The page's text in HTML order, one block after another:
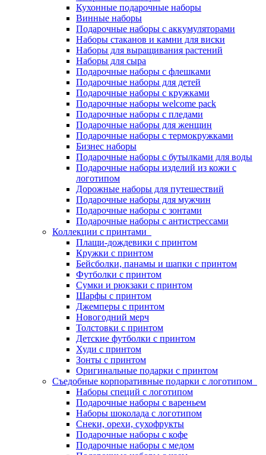
Кухонные подарочные наборы
Винные наборы
Подарочные наборы с аккумуляторами
Наборы стаканов и камни для виски
Наборы для выращивания растений
Наборы для сыра
Подарочные наборы с флешками
Подарочные наборы для детей
Подарочные наборы с кружками
Подарочные наборы welcome pack
Подарочные наборы с пледами
Подарочные наборы для женщин
Подарочные наборы с термокружками
Бизнес наборы
Подарочные наборы с бутылками для воды
Подарочные наборы изделий из кожи с
логотипом
Дорожные наборы для путешествий
Подарочные наборы для мужчин
Подарочные наборы с зонтами
Подарочные наборы с антистрессами
Коллекции с принтами
Плащи-дождевики с принтом
Кружки с принтом
Бейсболки, панамы и шапки с принтом
Футболки с принтом
Сумки и рюкзаки с принтом
Шарфы с принтом
Джемперы с принтом
Новогодний мерч
Толстовки с принтом
Детские футболки с принтом
Худи с принтом
Зонты с принтом
Оригинальные подарки с принтом
Съедобные корпоративные подарки с логотипом
Наборы специй с логотипом
Подарочные наборы с вареньем
Наборы шоколада с логотипом
Снеки, орехи, сухофрукты
Подарочные наборы с кофе
Подарочные наборы с медом